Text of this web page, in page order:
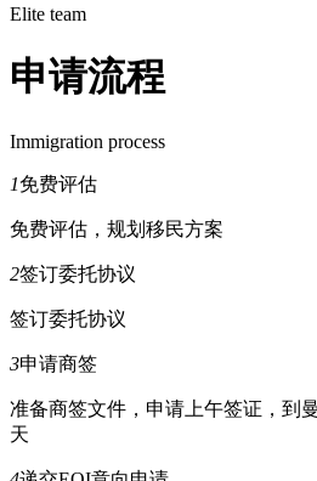
Elite team
申请流程
Immigration process
1免费评估
免费评估，规划移民方案
2签订委托协议
签订委托协议
3申请商签
准备商签文件，申请上午签证，到
天